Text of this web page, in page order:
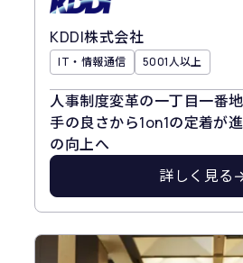
KDDI株式会社
IT・情報通信 5001人以上
人事制度変革の一丁目一番
手の良さから1on1の定着が
の向上へ
詳しく見る